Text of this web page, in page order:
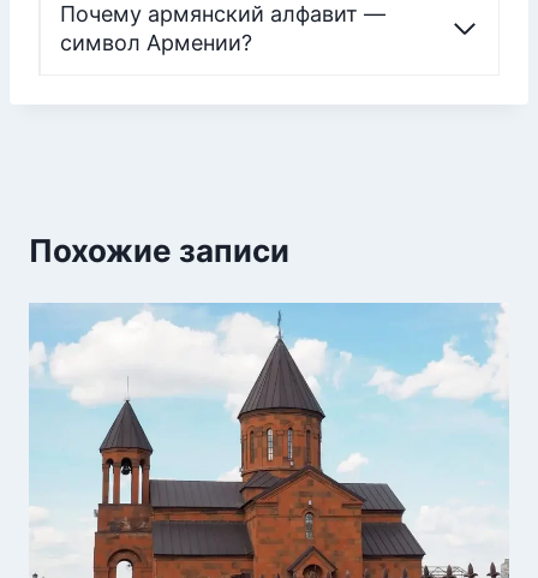
Почему армянский алфавит —
символ Армении?
Похожие записи